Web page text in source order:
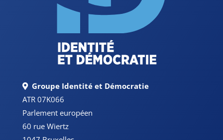
Groupe Identité et Démocratie
ATR 07K066
Parlement européen
60 rue Wiertz